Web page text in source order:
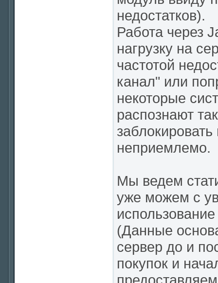
недостатков).
Работа через
нагрузку на
частотой
канал" или
некоторые
распознают
неприемлемо.
Мы ведем
уже можем с
(Данные
сервер до и
покупок и